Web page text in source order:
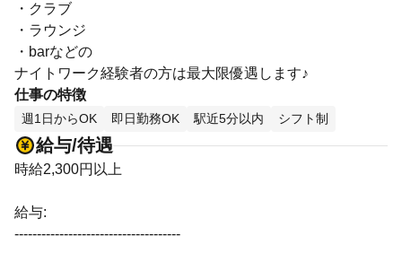
・クラブ
・ラウンジ
・barなどの
ナイトワーク経験者の方は最大限優遇します♪
仕事の特徴
週1日からOK 即日勤務OK 駅近5分以内 シフト制
給与/待遇
時給2,300円以上
給与:
-------------------------------------